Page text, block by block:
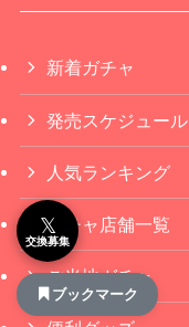
新着ガチャ
発売スケジュール
人気ランキング
ガチャ店舗一覧
ご当地ガチャ
𝕏
交換募集
ブックマーク